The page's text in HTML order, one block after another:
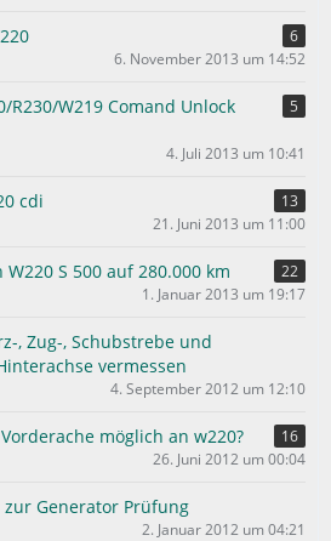
6
6. November 2013 um 14:52
R230/W219 Comand Unlock
5
4. Juli 2013 um 10:41
cdi
13
21. Juni 2013 um 11:00
S 500 auf 280.000 km
22
1. Januar 2013 um 19:17
, Zug-, Schubstrebe und
vermessen
4. September 2012 um 12:10
Vorderache möglich an w220?
16
26. Juni 2012 um 00:04
Generator Prüfung
2. Januar 2012 um 04:21